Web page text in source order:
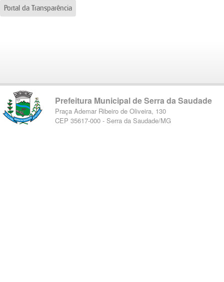
Portal da Transparência
Prefeitura Municipal de Serra da Saudade
Praça Ademar Ribeiro de Oliveira, 130
CEP 35617-000 - Serra da Saudade/MG